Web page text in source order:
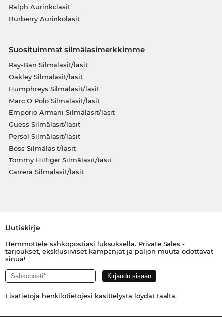
Ralph Aurinkolasit
Burberry Aurinkolasit
Suosituimmat silmälasimerkkimme
Ray-Ban Silmälasit/lasit
Oakley Silmälasit/lasit
Humphreys Silmälasit/lasit
Marc O Polo Silmälasit/lasit
Emporio Armani Silmälasit/lasit
Guess Silmälasit/lasit
Persol Silmälasit/lasit
Boss Silmälasit/lasit
Tommy Hilfiger Silmälasit/lasit
Carrera Silmälasit/lasit
Uutiskirje
Hemmottele sähköpostiasi luksuksella. Private Sales -
tarjoukset, eksklusiiviset kampanjat ja paljon muuta odottavat
sinua!
Lisätietoja henkilötietojesi käsittelystä löydät täältä.